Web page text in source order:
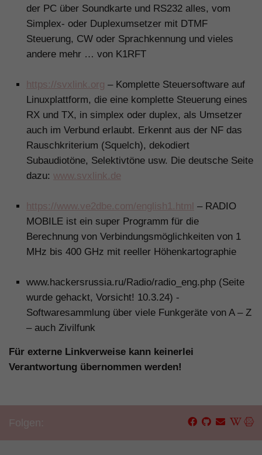
der PC über Soundkarte und RS232 alles, vom
Simplex- oder Duplexumsetzer mit DTMF
Steuerung, CW oder Sprachkennung und vieles
andere mehr … von K1RFT
https://svxlink.org – Komplette Steuersoftware auf
Linuxplattform, die eine komplette Steuerung eines
RX und TX, in simplex oder duplex, als Umsetzer
auch im Verbund erlaubt. Erkennt aus der NF das
Rauschkriterium (Squelch), dekodiert
Subaudiotöne, Selektivtöne usw. Die deutsche Seite
dazu: www.svxlink.de
https://www.ve2dbe.com/english1.html – RADIO
MOBILE ist ein super Programm für die
Berechnung von Verbindungsmöglichkeiten von 1
MHz bis 400 GHz mit reeller Höhenkartographie
www.hackersrussia.ru/Radio/radio_eng.php (Seite
wurde gehackt, Vorsicht! 10.3.24) -
Softwaresammlung über viele Funkgeräte von A – Z
– auch Zivilfunk
Für externe Linkverweise kann keinerlei
Verantwortung übernommen werden!